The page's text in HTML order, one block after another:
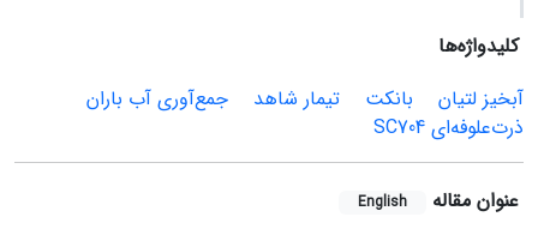
کلیدواژه‌ها
آبخیز لتیان
بانکت تیمار شاهد
جمع‌آوری آب باران
ذرت‌علوفه‌ای SC704
عنوان مقاله English